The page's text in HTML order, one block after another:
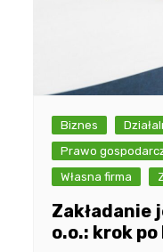
Biznes
Prawo
Własna firma
Zakładanie
o.o.: krok